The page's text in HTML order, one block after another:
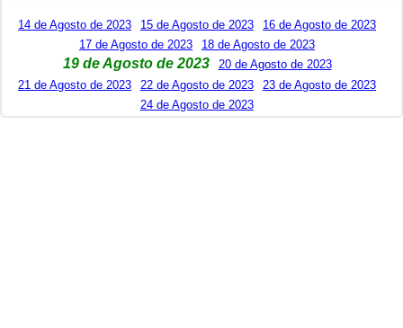
14 de Agosto de 2023 15 de Agosto de 2023
16 de Agosto de 2023
17 de Agosto de 2023
18 de Agosto de 2023
19 de Agosto de 2023
20 de Agosto de 2023
21 de Agosto de 2023
22 de Agosto de 2023
23 de Agosto de 2023
24 de Agosto de 2023